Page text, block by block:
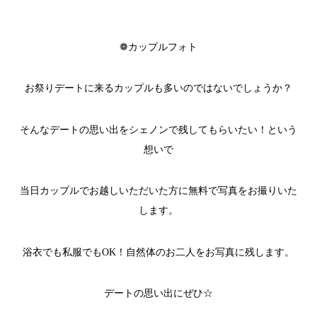
❁カップルフォト
お祭りデートに来るカップルも多いのではないでしょうか？
そんなデートの思い出をシェノンで残してもらいたい！という
想いで
当日カップルでお越しいただいた方に無料で写真をお撮りいた
します。
浴衣でも私服でもOK！自然体のお二人をお写真に残します。
デートの思い出にぜひ☆